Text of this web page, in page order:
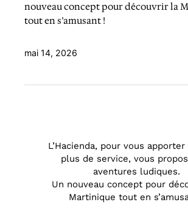
nouveau concept pour découvrir la
tout en s’amusant !
mai 14, 2026
L’Hacienda, pour vous
plus de service, vous
aventures ludiques.
Un nouveau concept pour
Martinique tout en